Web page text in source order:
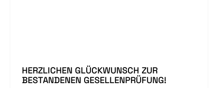
HERZLICHEN GLÜCKWUNSCH ZUR
BESTANDENEN GESELLENPRÜFUNG!